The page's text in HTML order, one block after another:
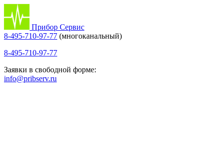
Прибор Сервис
8-495-710-97-77 (многоканальный)
8-495-710-97-77
Заявки в свободной форме:
info@pribserv.ru